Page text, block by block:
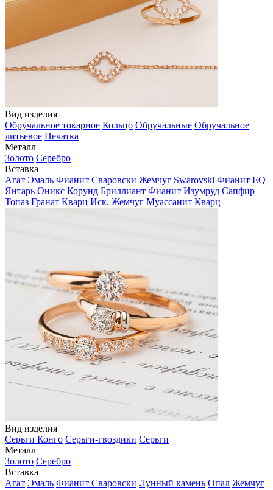
Вид изделия
Обручальное токарное Кольцо Обручальные Обручальное
литьевое Печатка
Металл
Золото Серебро
Вставка
Агат Эмаль Фианит Сваровски Жемчуг Swarovski Фианит EQ
Янтарь Оникс Корунд Бриллиант Фианит Изумруд Сапфир
Топаз Гранат Кварц Иск. Жемчуг Муассанит Кварц
Вид изделия
Серьги Конго Серьги-гвоздики Серьги
Металл
Золото Серебро
Вставка
Агат Эмаль Фианит Сваровски Лунный камень Опал Жемчуг